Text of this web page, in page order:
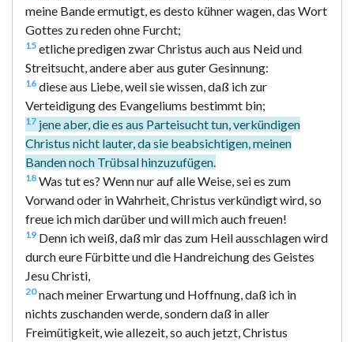
meine Bande ermutigt, es desto kühner wagen, das Wort
Gottes zu reden ohne Furcht;
15 etliche predigen zwar Christus auch aus Neid und
Streitsucht, andere aber aus guter Gesinnung:
16 diese aus Liebe, weil sie wissen, daß ich zur
Verteidigung des Evangeliums bestimmt bin;
17 jene aber, die es aus Parteisucht tun, verkündigen
Christus nicht lauter, da sie beabsichtigen, meinen
Banden noch Trübsal hinzuzufügen.
18 Was tut es? Wenn nur auf alle Weise, sei es zum
Vorwand oder in Wahrheit, Christus verkündigt wird, so
freue ich mich darüber und will mich auch freuen!
19 Denn ich weiß, daß mir das zum Heil ausschlagen wird
durch eure Fürbitte und die Handreichung des Geistes
Jesu Christi,
20nach meiner Erwartung und Hoffnung, daß ich in
nichts zuschanden werde, sondern daß in aller
Freimütigkeit, wie allezeit, so auch jetzt, Christus